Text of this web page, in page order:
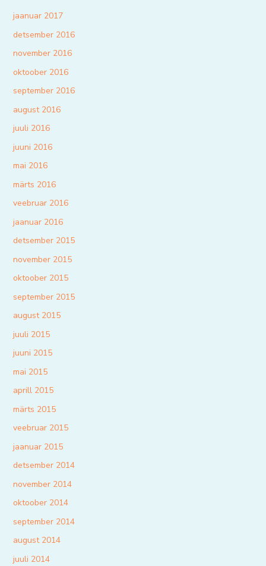
jaanuar 2017
detsember 2016
november 2016
oktoober 2016
september 2016
august 2016
juuli 2016
juuni 2016
mai 2016
märts 2016
veebruar 2016
jaanuar 2016
detsember 2015
november 2015
oktoober 2015
september 2015
august 2015
juuli 2015
juuni 2015
mai 2015
aprill 2015
märts 2015
veebruar 2015
jaanuar 2015
detsember 2014
november 2014
oktoober 2014
september 2014
august 2014
juuli 2014